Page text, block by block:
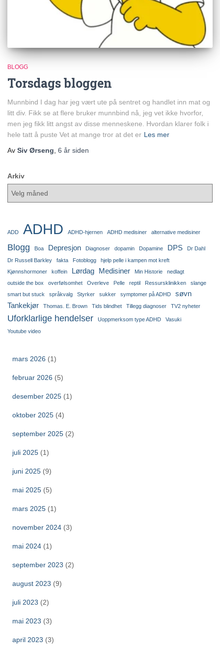
BLOGG
Torsdags bloggen
Munnbind I dag har jeg vært ute på sentret og handlet inn mat og
litt div. Fikk se at flere bruker munnbind nå, jeg vet ikke hvorfor,
men jeg fikk litt angst av disse menneskene. Hvordan klarer folk i
hele tatt å puste Vet at mange tror at det er Les mer
Av Siv Ørseng 6 år siden
Arkiv
ADD ADHD ADHD-hjernen ADHD medisiner alternative medisiner
Blogg Boa Depresjon Diagnoser dopamin Dopamine DPS
Dr Dahl
Dr Russell Barkley
fakta Fotoblogg
hjelp pelle i kampen mot kreft
Kjønnshormoner
koffein Lørdag Medisiner Min Historie
nedlagt
outside the box
overfølsomhet Overleve Pelle reptil Ressursklinikken
slange
smart but stuck
språkvalg Styrker sukker symptomer på ADHD
søvn
Tankekjør
Thomas. E. Brown Tids blindhet Tillegg diagnoser TV2 nyheter
Uforklarlige hendelser Uoppmerksom type ADHD
Vasuki
Youtube video
mars 2026 (1)
februar 2026 (5)
desember 2025 (1)
oktober 2025 (4)
september 2025 (2)
juli 2025 (1)
juni 2025 (9)
mai 2025 (5)
mars 2025 (1)
november 2024 (3)
mai 2024 (1)
september 2023 (2)
august 2023 (9)
juli 2023 (2)
mai 2023 (3)
april 2023 (3)